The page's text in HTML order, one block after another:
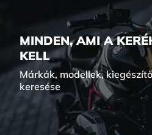
MINDEN, AMI A
KELL
Márkák, modellek,
keresése